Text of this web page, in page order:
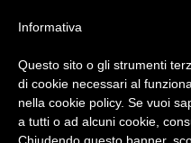
Informativa
Questo sito o gli strumenti
di cookie necessari al
nella cookie policy. Se vuoi
a tutti o ad alcuni cookie,